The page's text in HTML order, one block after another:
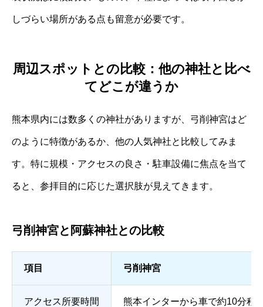
しづらい場所がある点も留意が必要です。
周辺スポットとの比較：他の神社と比べ
てどこが違うか
熊本県内には数多くの神社がありますが、弓削神宮はど
のように特徴があるか、他の人気神社と比較してみま
す。特に規模・アクセスの良さ・駐車設備に焦点を当て
ると、参拝目的に応じた選択肢が見えてきます。
弓削神宮と阿蘇神社との比較
項目 弓削神宮
アクセス所要時間 熊本インターから車で約10分程